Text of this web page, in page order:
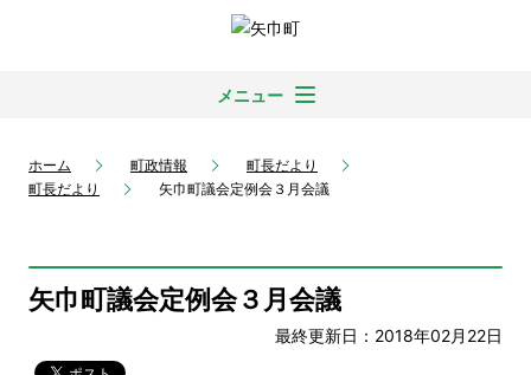
メニュー
ホーム 町政情報
町長だより
町長だより
矢巾町議会定例会３月会議
矢巾町議会定例会３月会議
最終更新日：2018年02月22日